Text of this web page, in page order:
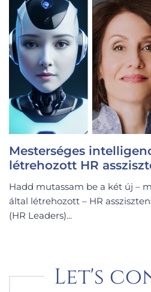
Mesterséges
létrehozott HR
Hadd mutassam be a két új –
által létrehozott – HR
(HR Leaders)...
Let's